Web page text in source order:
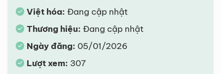
Việt hóa: Đang cập nhật
Thương hiệu: Đang cập nhật
Ngày đăng: 05/01/2026
Lượt xem: 307